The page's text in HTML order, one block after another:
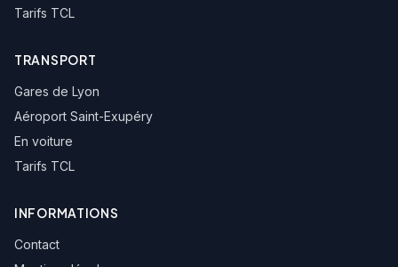
Tarifs TCL
TRANSPORT
Gares de Lyon
Aéroport Saint-Exupéry
En voiture
Tarifs TCL
INFORMATIONS
Contact